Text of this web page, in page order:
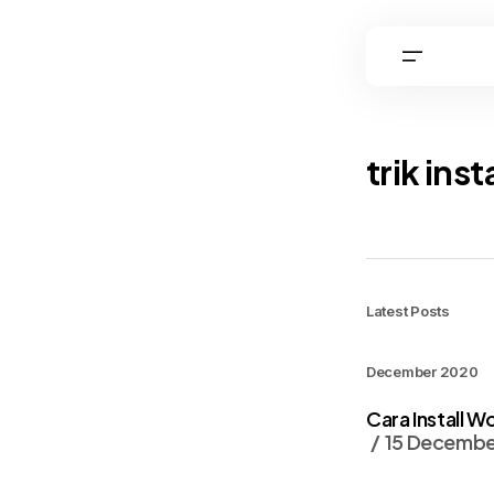
trik
Latest Posts
December 2020
Cara Install
15